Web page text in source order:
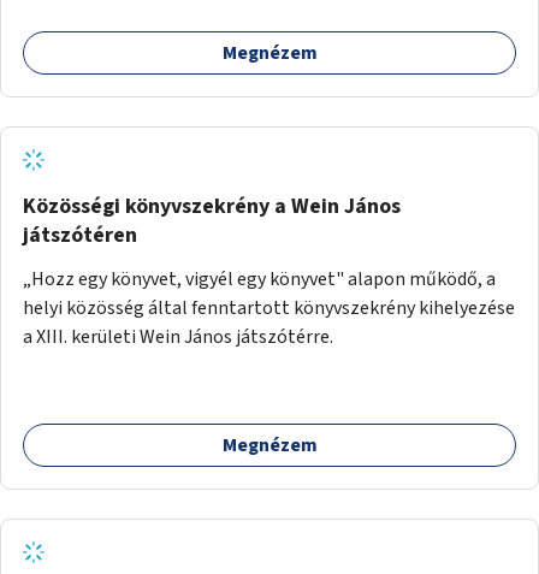
Megnézem
Közösségi könyvszekrény a Wein János
játszótéren
„Hozz egy könyvet, vigyél egy könyvet" alapon működő, a
helyi közösség által fenntartott könyvszekrény kihelyezése
a XIII. kerületi Wein János játszótérre.
Megnézem